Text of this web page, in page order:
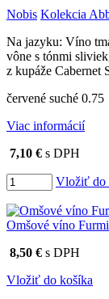
Nobis Kolekcia
Na jazyku: Víno
vône s tónmi
z kupáže Cabernet
červené suché 0.75
Viac informácií
7,10 € s DPH
Vložiť do
Omšové víno
8,50 € s DPH
Vložiť do košíka